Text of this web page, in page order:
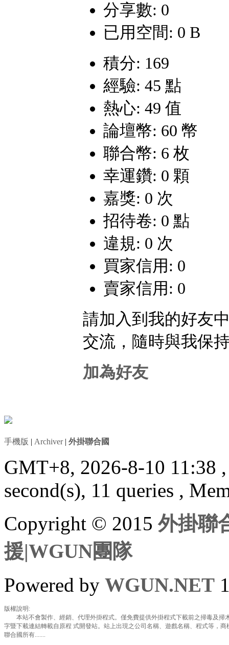
分享數: 0
已用空間: 0 B
積分: 169
經驗: 45 點
熱心: 49 值
論壇幣: 60 幣
聯合幣: 6 枚
幸運鑽: 0 顆
嘉獎: 0 次
招待卷: 0 點
違規: 0 次
買家信用: 0
賣家信用: 0
請加入到我的好友
交流，隨時與我保
加為好友
手機版 | Archiver| 外掛聯合國
GMT+8, 2026-8-10 11:38
second(s), 11 queries ,
Copyright © 2015外掛聯
援|WGUN團隊
Powered by WGUN.NET
版權說明:
本站不會製作、經銷、代理外掛程式。僅免費提供外掛程式下載前之掃毒及掃
字暨下載連結轉載自原程 式開發站。站上出現之公司名稱、遊戲名稱、程式等，
聯合國所有.......